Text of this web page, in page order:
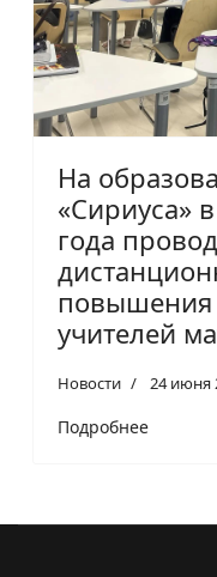
На
«Сириуса»
года
повышения
учителей
Новости 24 июня
Подробнее